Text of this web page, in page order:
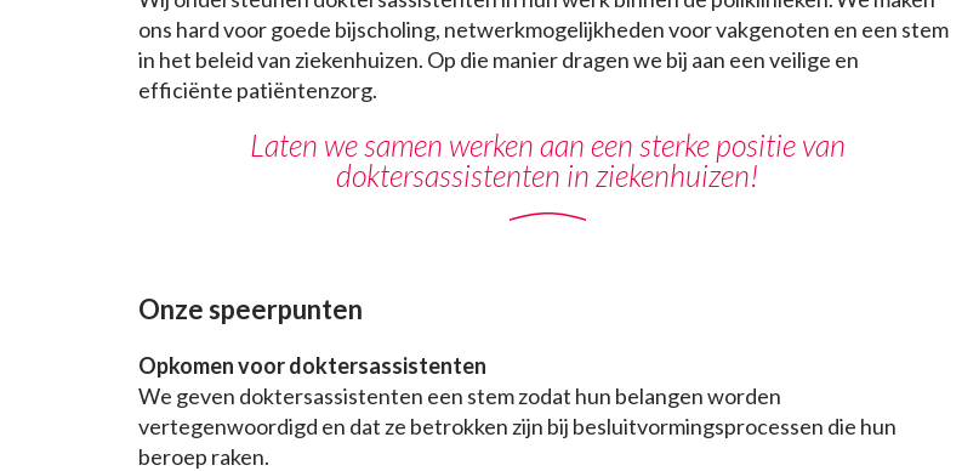
ons hard voor goede bijscholing, netwerkmogelijkheden voor vakgenoten en een stem
in het beleid van ziekenhuizen. Op die manier dragen we bij aan een veilige en
efficiënte patiëntenzorg.
Laten we samen werken aan een sterke positie van
doktersassistenten in ziekenhuizen!
Onze speerpunten
Opkomen voor doktersassistenten
We geven doktersassistenten een stem zodat hun belangen worden
vertegenwoordigd en dat ze betrokken zijn bij besluitvormingsprocessen die hun
beroep raken.